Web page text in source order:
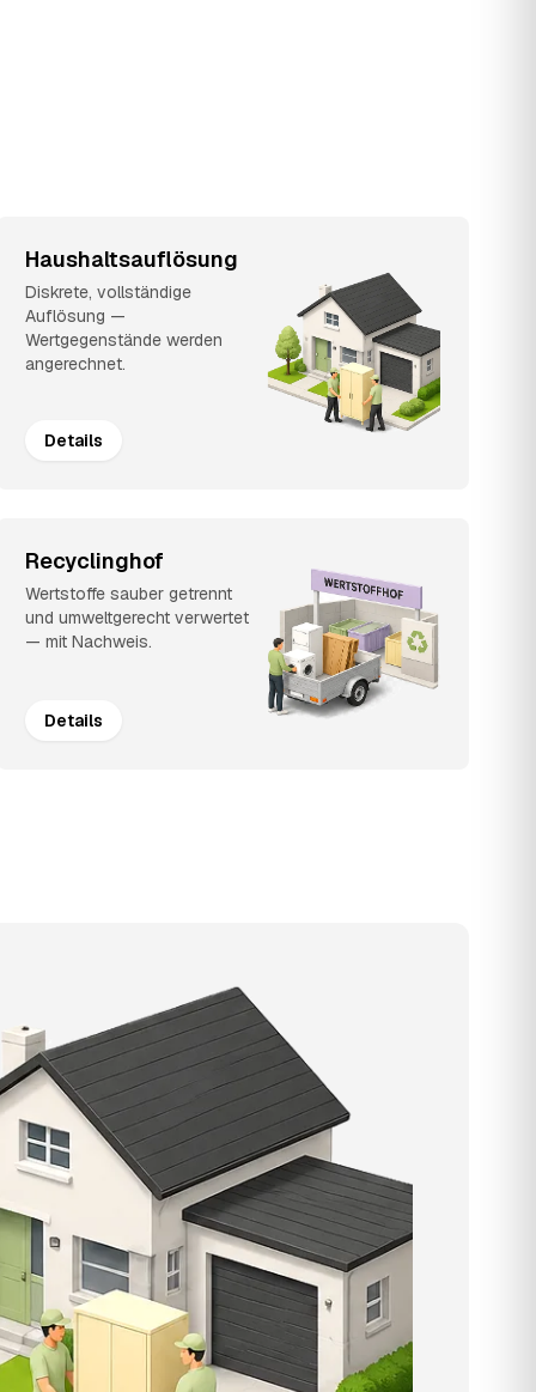
Haushaltsauflösung
Diskrete, vollständige
Auflösung —
Wertgegenstände werden
angerechnet.
Details
Recyclinghof
Wertstoffe sauber getrennt
und umweltgerecht verwertet
— mit Nachweis.
Details